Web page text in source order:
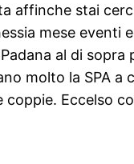
affinche stai
mese eventi
al di
molto la SPA a
coppie. Eccelso